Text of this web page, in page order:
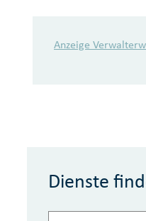
Anzeige
Dienste